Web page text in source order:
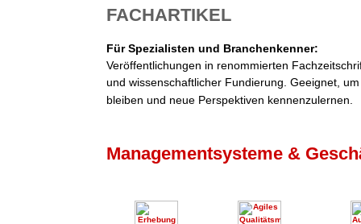
FACHARTIKEL
Für Spezialisten und Branchenkenner:
Veröffentlichungen in renommierten
und wissenschaftlicher Fundierung. Geeignet,
bleiben und neue Perspektiven kennenzulernen.
Managementsysteme &